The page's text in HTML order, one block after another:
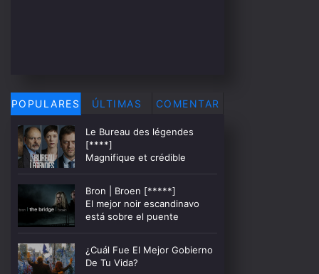
POPULARES ÚLTIMAS COMENTAR
Le Bureau des légendes
[****]
Magnifique et crédible
Bron | Broen [*****]
El mejor noir escandinavo
está sobre el puente
¿Cuál Fue El Mejor Gobierno
De Tu Vida?